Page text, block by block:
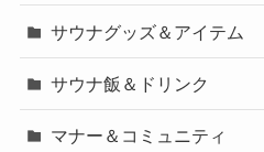
サウナグッズ＆アイテム
サウナ飯＆ドリンク
マナー＆コミュニティ